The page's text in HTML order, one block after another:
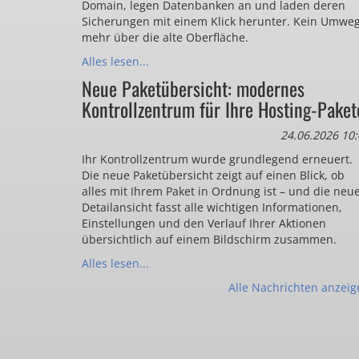
Domain, legen Datenbanken an und laden deren
Sicherungen mit einem Klick herunter. Kein
mehr über die alte Oberfläche.
Alles lesen...
Neue Paketübersicht: modernes
Kontrollzentrum für Ihre Hosting-
24.06.2026
Ihr Kontrollzentrum wurde grundlegend erneuert.
Die neue Paketübersicht zeigt auf einen Blick, ob
alles mit Ihrem Paket in Ordnung ist – und die neue
Detailansicht fasst alle wichtigen Informationen,
Einstellungen und den Verlauf Ihrer Aktionen
übersichtlich auf einem Bildschirm zusammen.
Alles lesen...
Alle Nachrichten